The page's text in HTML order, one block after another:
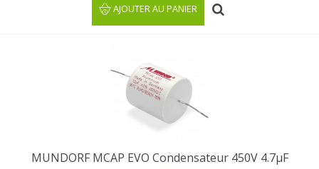
AJOUTER AU PANIER
MUNDORF MCAP EVO Condensateur 450V 4.7µF